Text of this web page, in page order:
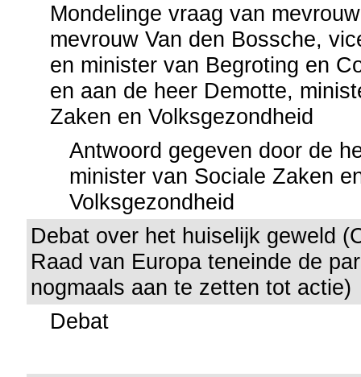
Mondelinge vraag van
mevrouw Van den Bossche,
en minister van Begroting en
en aan de heer Demotte,
Zaken en Volksgezondheid
Antwoord gegeven door de
minister van Sociale Zaken
Volksgezondheid
Debat over het huiselijk geweld
Raad van Europa teneinde de
nogmaals aan te zetten tot actie)
Debat